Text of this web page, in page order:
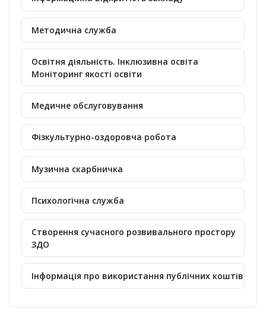
Методична служба
Освітня діяльність. Інклюзивна освіта
Моніторинг якості освіти
Медичне обслуговування
Фізкультурно-оздоровча робота
Музична скарбничка
Психологічна служба
Створення сучасного розвивального простору
ЗДО
Інформація про використання публічних коштів